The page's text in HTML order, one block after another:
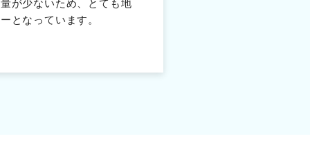
が少ないため、とても地
となっています。